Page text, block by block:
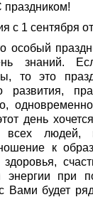
праздником!
с 1 сентября
особый
знаний.
то это
развития,
день
всех людей,
к
энергии при
Вами будет